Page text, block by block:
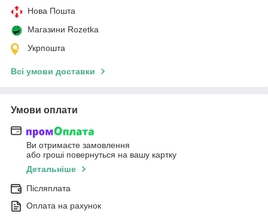
Нова Пошта
Магазини Rozetka
Укрпошта
Всі умови доставки
Умови оплати
Ви отримаєте замовлення
або гроші повернуться на вашу картку
Детальніше
Післяплата
Оплата на рахунок